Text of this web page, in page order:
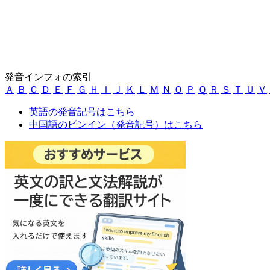
発音インフォの索引
Ａ
Ｂ Ｃ Ｄ Ｅ Ｆ Ｇ Ｈ Ｉ Ｊ Ｋ Ｌ Ｍ Ｎ Ｏ Ｐ Ｑ Ｒ Ｓ Ｔ Ｕ Ｖ
英語の発音記号はこちら
中国語のピンイン（発音記号）はこちら